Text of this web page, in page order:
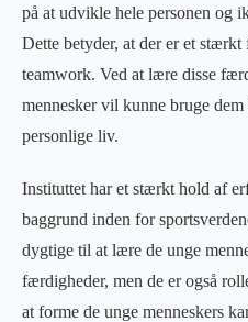
på at udvikle hele personen og
Dette betyder, at der er et
teamwork. Ved at lære disse
mennesker vil kunne bruge
personlige liv.
Instituttet har et stærkt hold af
baggrund inden for
dygtige til at lære de unge
færdigheder, men de er også
at forme de unge menneskers